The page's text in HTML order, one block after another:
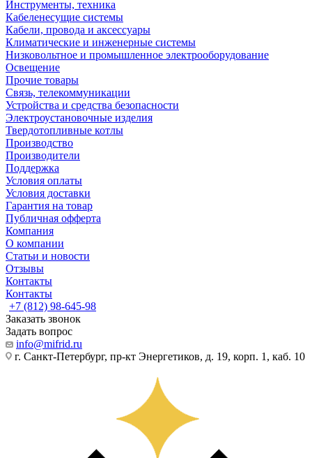
Инструменты, техника
Кабеленесущие системы
Кабели, провода и аксессуары
Климатические и инженерные системы
Низковольтное и промышленное электрооборудование
Освещение
Прочие товары
Связь, телекоммуникации
Устройства и средства безопасности
Электроустановочные изделия
Твердотопливные котлы
Производство
Производители
Поддержка
Условия оплаты
Условия доставки
Гарантия на товар
Публичная офферта
Компания
О компании
Статьи и новости
Отзывы
Контакты
Контакты
+7 (812) 98-645-98
Заказать звонок
Задать вопрос
info@mifrid.ru
г. Санкт-Петербург, пр-кт Энергетиков, д. 19, корп. 1, каб. 10